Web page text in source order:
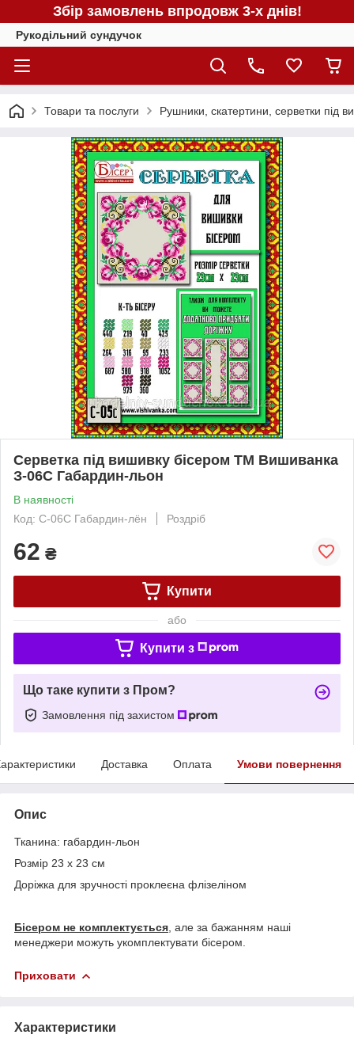
Збір замовлень впродовж 3-х днів!
Рукодільний сундучок
Товари та послуги Рушники, скатертини, серветки під
Серветка під вишивку бісером ТМ Вишиванка
З-06С Габардин-льон
В наявності
Код: С-06С Габардин-лён
Роздріб
62 ₴
Купити
або
Купити з
Що таке купити з Пром?
Замовлення під захистом
Доставка Оплата Умови повернення
Опис
Тканина: габардин-льон
Розмір 23 х 23 см
Доріжка для зручності проклеєна флізеліном
Бісером не комплектується , але за бажанням наші
менеджери можуть укомплектувати бісером.
Приховати
Характеристики